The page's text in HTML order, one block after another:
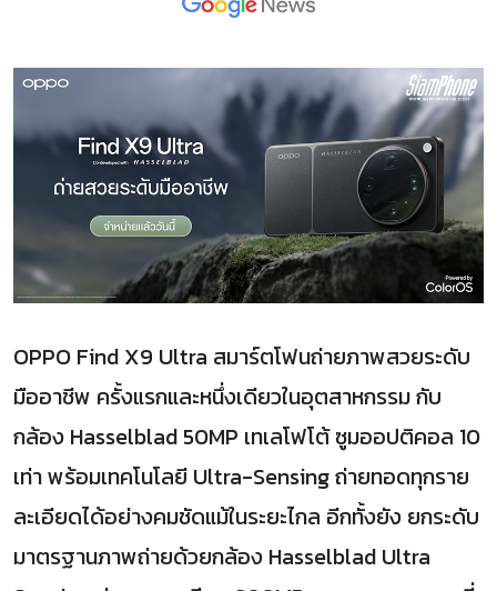
OPPO Find X9 Ultra สมาร์ตโฟนถ่ายภาพสวยระดับ
มืออาชีพ ครั้งแรกและหนึ่งเดียวในอุตสาหกรรม กับ
กล้อง Hasselblad 50MP เทเลโฟโต้ ซูมออปติคอล 10
เท่า พร้อมเทคโนโลยี Ultra-Sensing ถ่ายทอดทุกราย
ละเอียดได้อย่างคมชัดแม้ในระยะไกล อีกทั้งยัง ยกระดับ
มาตรฐานภาพถ่ายด้วยกล้อง Hasselblad Ultra